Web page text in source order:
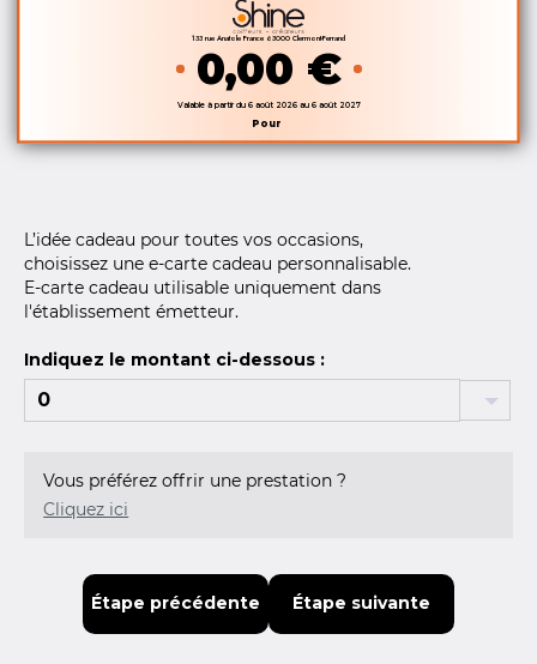
133 rue Anatole France 63000 Clermont-Ferrand
0,00 €
Valable à partir du 6 août 2026au 6 août 2027
Pour
L’idée cadeau pour toutes vos occasions,
choisissez une e-carte cadeau personnalisable.
E-carte cadeau utilisable uniquement dans
l'établissement émetteur.
Indiquez le montant ci-dessous :
Vous préférez offrir une prestation ?
Cliquez ici
Étape précédente Étape suivante